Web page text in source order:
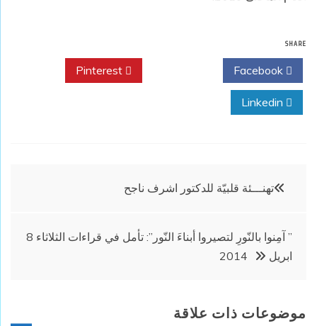
SHARE
تصفّح
المقالات
تهنـــئة قلبيّة للدكتور اشرف ناجح
” آمِنوا بالنّورِ لتصيروا أبناءَ النّور”: تأمل في قراءات الثلاثاء 8
ابريل 2014
موضوعات ذات علاقة